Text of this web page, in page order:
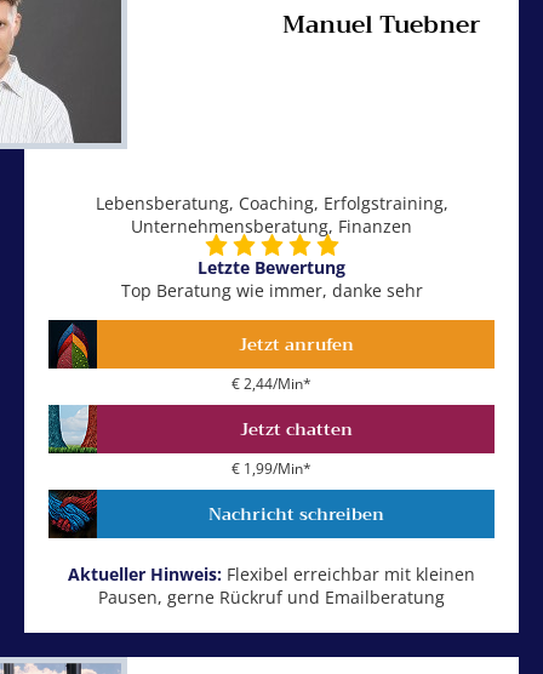
Manuel Tuebner
Lebensberatung, Coaching, Erfolgstraining,
Unternehmensberatung, Finanzen
Letzte Bewertung
Top Beratung wie immer, danke sehr
Jetzt anrufen
€ 2,44/Min*
Jetzt chatten
€ 1,99/Min*
Nachricht schreiben
Aktueller Hinweis: Flexibel erreichbar mit kleinen
Pausen, gerne Rückruf und Emailberatung